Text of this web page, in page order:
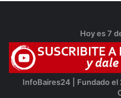
Hoy es 7
InfoBaires24 | Fundado el